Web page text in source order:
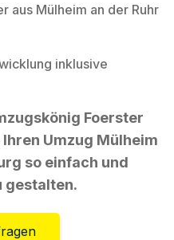
aus Mülheim an der Ruhr
inklusive
Foerster
Umzug Mülheim
so einfach und
gestalten.